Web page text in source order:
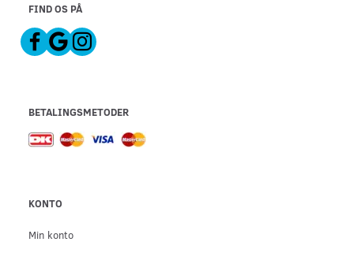
FIND OS PÅ
BETALINGSMETODER
KONTO
Min konto